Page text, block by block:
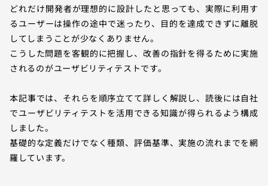
どれだけ開発者が理想的に設計したと思っても、実際に利用す
るユーザーは操作の途中で迷ったり、目的を達成できずに離脱
してしまうことが少なくありません。
こうした問題を客観的に把握し、改善の指針を得るために実施
されるのがユーザビリティテストです。
本記事では、それらを順序立てて詳しく解説し、読後には自社
でユーザビリティテストを活用できる知識が得られるよう構成
しました。
基礎的な定義だけでなく種類、評価基準、実施の流れまでを網
羅しています。